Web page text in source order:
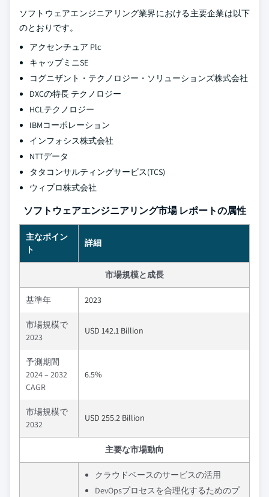
ソフトウェアエンジニアリング業界における主要企業は以下
のとおりです。
アクセンチュア Plc
キャップミニSE
コグニザント・テクノロジー・ソリューションズ株式会社
DXCの特長 テクノロジー
HCLテクノロジー
IBMコーポレーション
インフォシス株式会社
NTTデータ
タタコンサルティングサービス(TCS)
ウィプロ株式会社
ソフトウェアエンジニアリング市場 レポートの属性
主なポイン
ト
詳細
市場規模と成長
基準年 2023
市場規模で
2023
USD 142.1 Billion
予測期間
2024 – 2032
CAGR
6.5%
市場規模で
2032
USD 255.2 Billion
主要な市場動向
クラウドベースのサービスの活用
DevOpsプロセスを合理化するためのプ